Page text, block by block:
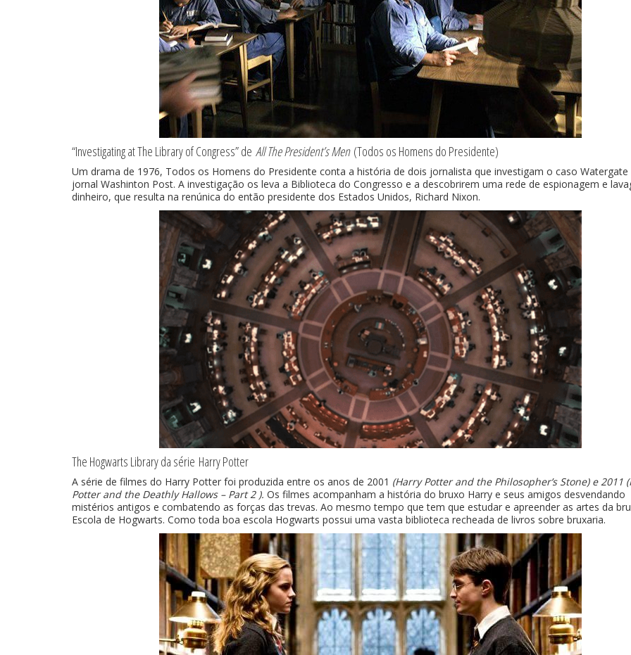
“Investigating at The Library of Congress” de All The President’s Men (Todos os Homens do Presidente)
Um drama de 1976, Todos os Homens do Presidente conta a história de dois jornalista que investigam o caso
jornal Washinton Post. A investigação os leva a Biblioteca do Congresso e a descobrirem uma rede de espionagem e
dinheiro, que resulta na renúnica do então presidente dos Estados Unidos, Richard Nixon.
The Hogwarts Library da série Harry Potter
A série de filmes do Harry Potter foi produzida entre os anos de 2001 (Harry Potter and the Philosopher’s Stone) e 2011
Potter and the Deathly Hallows – Part 2 ). Os filmes acompanham a história do bruxo Harry e seus amigos desvendando
mistérios antigos e combatendo as forças das trevas. Ao mesmo tempo que tem que estudar e apreender as artes da
Escola de Hogwarts. Como toda boa escola Hogwarts possui uma vasta biblioteca recheada de livros sobre bruxaria.